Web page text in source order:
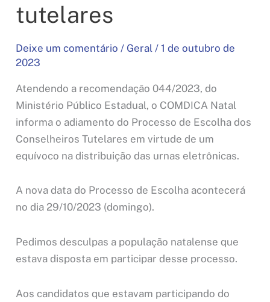
tutelares
Deixe um comentário / Geral /1 de outubro de
2023
Atendendo a recomendação 044/2023, do
Ministério Público Estadual, o COMDICA Natal
informa o adiamento do Processo de Escolha dos
Conselheiros Tutelares em virtude de um
equívoco na distribuição das urnas eletrônicas.
A nova data do Processo de Escolha acontecerá
no dia 29/10/2023 (domingo).
Pedimos desculpas a população natalense que
estava disposta em participar desse processo.
Aos candidatos que estavam participando do